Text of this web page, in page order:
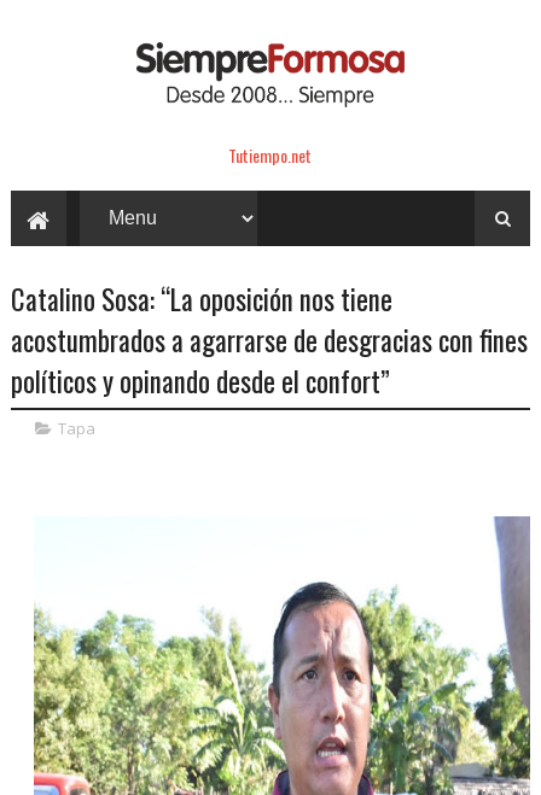
Tutiempo.net
Catalino Sosa: “La oposición nos tiene
acostumbrados a agarrarse de desgracias con fines
políticos y opinando desde el confort”
Tapa